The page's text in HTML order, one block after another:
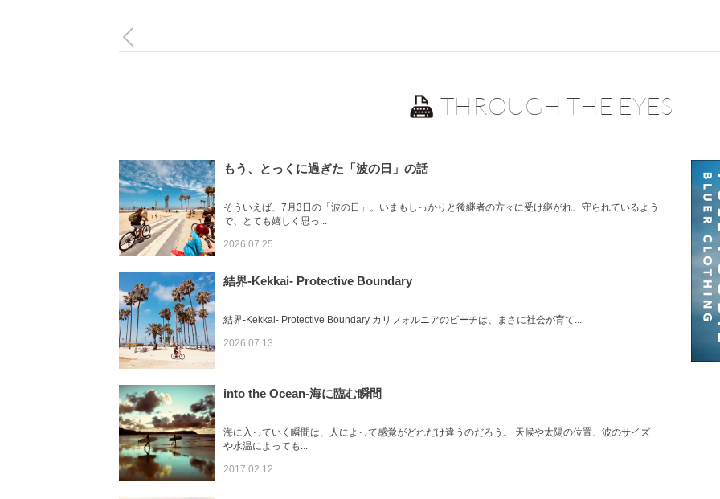
THROUGH THE EYES
もう、とっくに過ぎた「波の日」の話
そういえば、7月3日の「波の日」。いまもしっかりと後継者の方々に受け継がれ、守られているよう
で、とても嬉しく思っ...
2026.07.25
結界-Kekkai- Protective Boundary
結界-Kekkai- Protective Boundary カリフォルニアのビーチは、まさに社会が育て...
2026.07.13
into the Ocean-海に臨む瞬間
海に入っていく瞬間は、人によって感覚がどれだけ違うのだろう。 天候や太陽の位置、波のサイズ
や水温によっても...
2017.02.12